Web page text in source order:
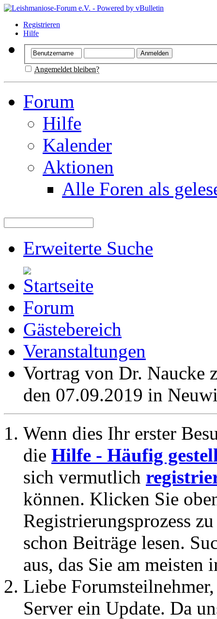
Registrieren
Hilfe
Angemeldet bleiben?
Forum
Hilfe
Kalender
Aktionen
Alle Foren als
Erweiterte Suche
Forum
Gästebereich
Veranstaltungen
Vortrag von Dr. Naucke
den 07.09.2019 in
Wenn dies Ihr erster
die Hilfe - Häufig
sich vermutlich
können. Klicken Sie
Registrierungsprozess
schon Beiträge lesen.
aus, das Sie am meisten
Liebe
Server ein Update. Da